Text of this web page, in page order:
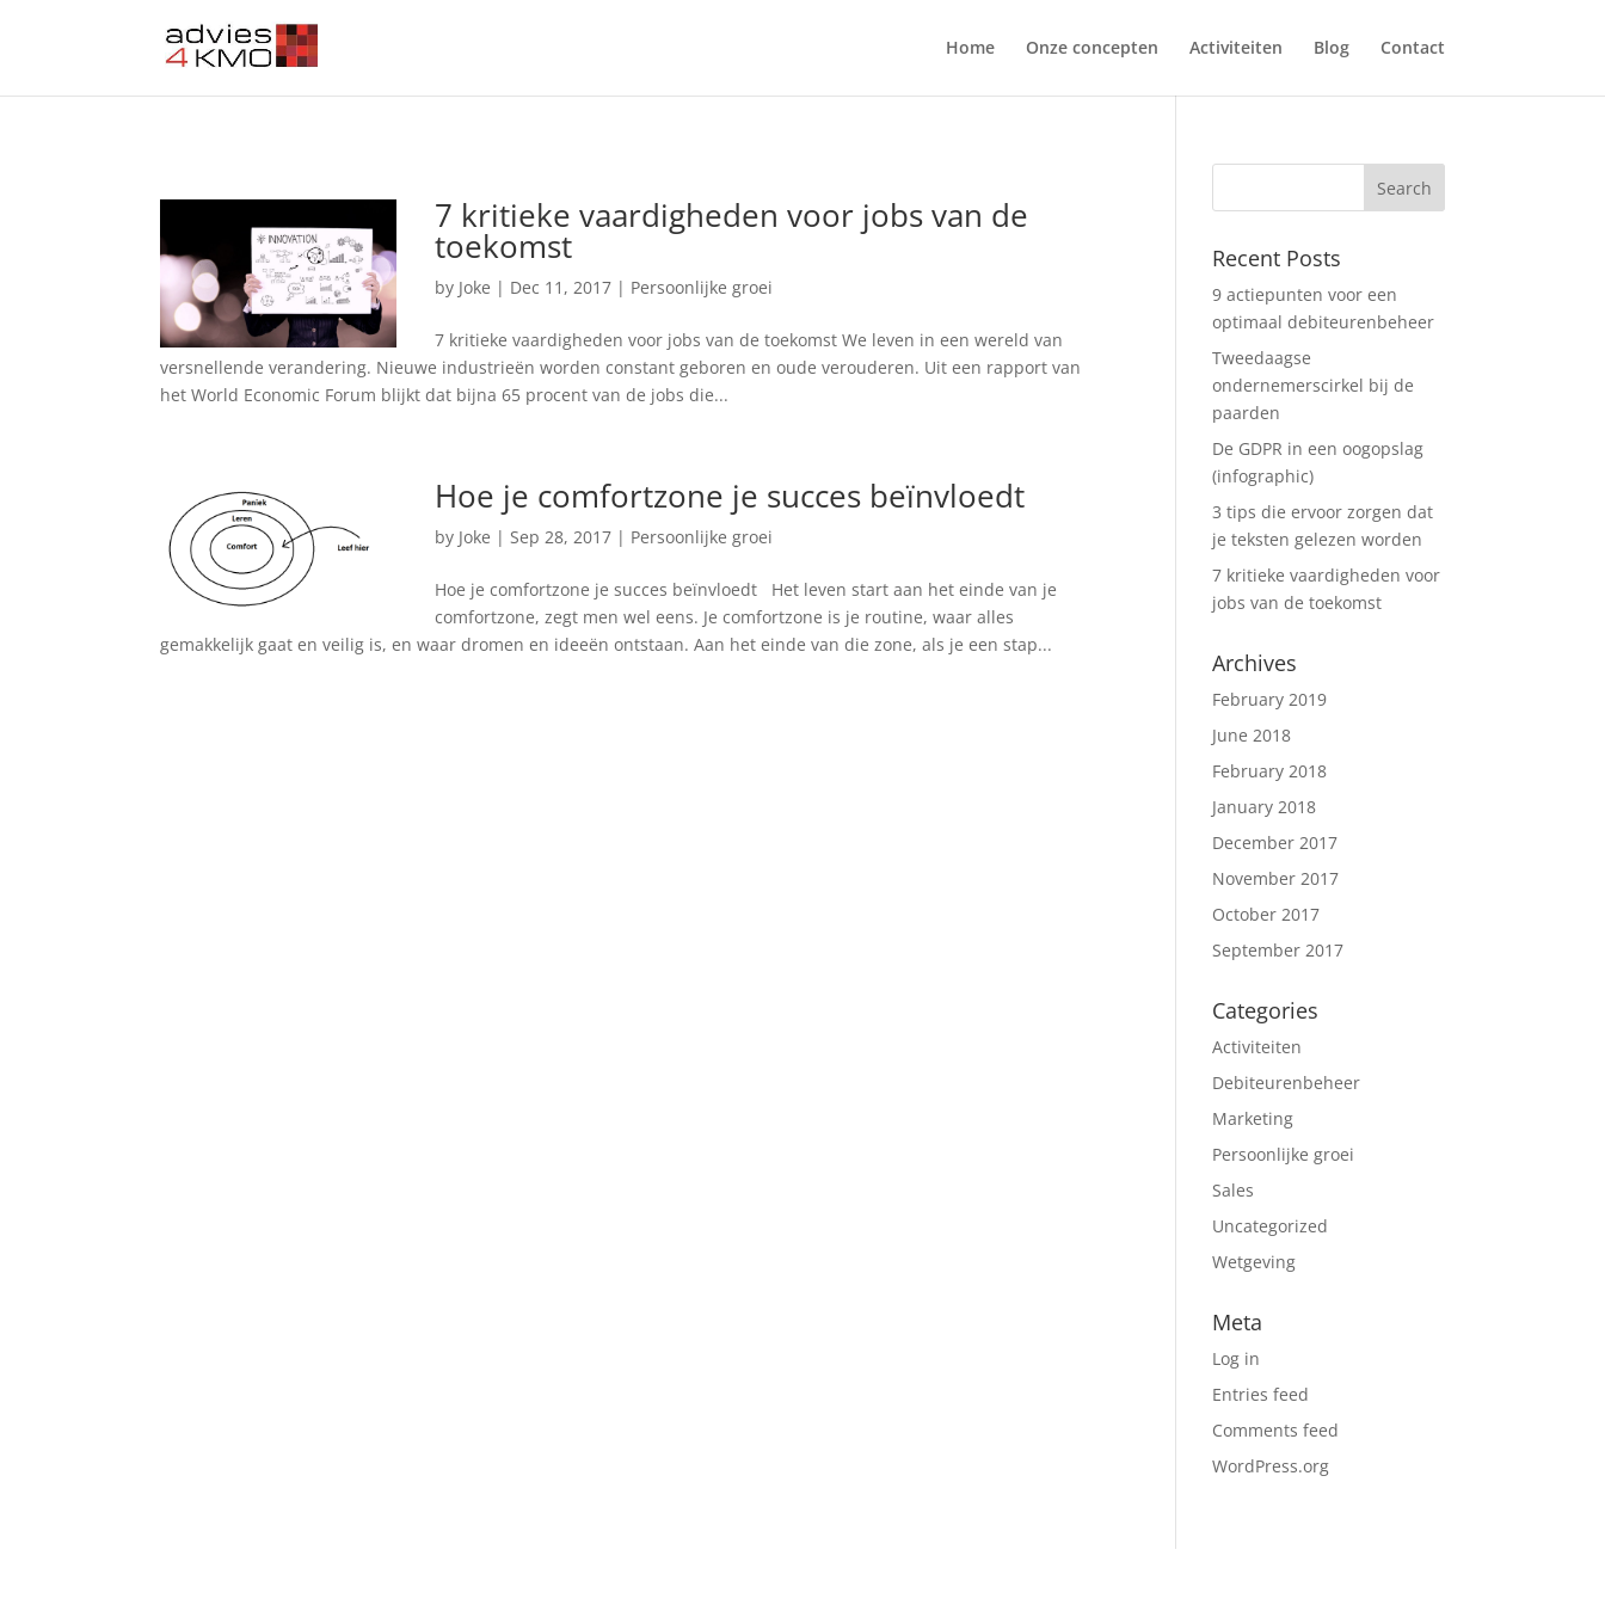
Home Onze concepten Activiteiten Blog Contact
7 kritieke vaardigheden voor jobs van de
toekomst
by Joke | Dec 11, 2017| Persoonlijke groei
7 kritieke vaardigheden voor jobs van de toekomst We leven in een wereld van
versnellende verandering. Nieuwe industrieën worden constant geboren en oude verouderen. Uit een rapport van
het World Economic Forum blijkt dat bijna 65 procent van de jobs die...
Hoe je comfortzone je succes beïnvloedt
by Joke | Sep 28, 2017| Persoonlijke groei
Hoe je comfortzone je succes beïnvloedt Het leven start aan het einde van je
comfortzone, zegt men wel eens. Je comfortzone is je routine, waar alles
gemakkelijk gaat en veilig is, en waar dromen en ideeën ontstaan. Aan het einde van die zone, als je een stap...
Recent Posts
9 actiepunten voor een
optimaal debiteurenbeheer
Tweedaagse
ondernemerscirkel bij de
paarden
De GDPR in een oogopslag
(infographic)
3 tips die ervoor zorgen dat
je teksten gelezen worden
7 kritieke vaardigheden voor
jobs van de toekomst
Archives
February 2019
June 2018
February 2018
January 2018
December 2017
November 2017
October 2017
September 2017
Categories
Activiteiten
Debiteurenbeheer
Marketing
Persoonlijke groei
Sales
Uncategorized
Wetgeving
Meta
Log in
Entries feed
Comments feed
WordPress.org